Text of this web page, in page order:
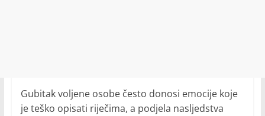
Gubitak voljene osobe često donosi emocije koje
je teško opisati riječima, a podjela nasljedstva